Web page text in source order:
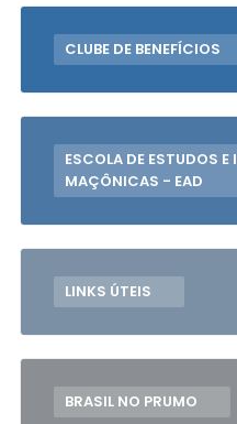
CLUBE DE BENEFÍCIOS
ESCOLA DE ESTUDOS
MAÇÔNICAS - EAD
LINKS ÚTEIS
BRASIL NO PRUMO